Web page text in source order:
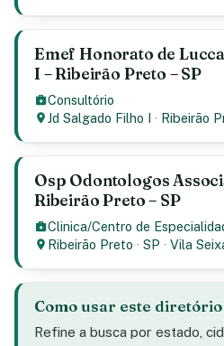
Emef Honorato de
I – Ribeirão Preto – SP
Consultório
Jd Salgado Filho I · Ribeirão
Osp Odontologos
Ribeirão Preto – SP
Clinica/Centro de
Ribeirão Preto ·SP ·Vila
Como usar este diretório
Refine a busca por estado,